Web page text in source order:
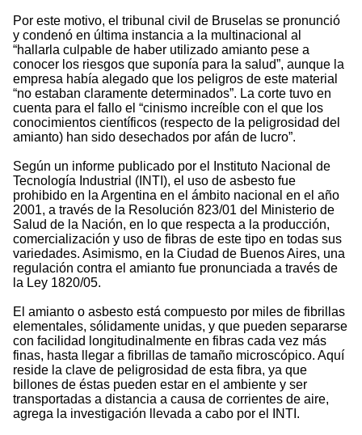
Por este motivo, el tribunal civil de Bruselas se pronunció
y condenó en última instancia a la multinacional al
“hallarla culpable de haber utilizado amianto pese a
conocer los riesgos que suponía para la salud”, aunque la
empresa había alegado que los peligros de este material
“no estaban claramente determinados”. La corte tuvo en
cuenta para el fallo el “cinismo increíble con el que los
conocimientos científicos (respecto de la peligrosidad del
amianto) han sido desechados por afán de lucro”.
Según un informe publicado por el Instituto Nacional de
Tecnología Industrial (INTI), el uso de asbesto fue
prohibido en la Argentina en el ámbito nacional en el año
2001, a través de la Resolución 823/01 del Ministerio de
Salud de la Nación, en lo que respecta a la producción,
comercialización y uso de fibras de este tipo en todas sus
variedades. Asimismo, en la Ciudad de Buenos Aires, una
regulación contra el amianto fue pronunciada a través de
la Ley 1820/05.
El amianto o asbesto está compuesto por miles de fibrillas
elementales, sólidamente unidas, y que pueden separarse
con facilidad longitudinalmente en fibras cada vez más
finas, hasta llegar a fibrillas de tamaño microscópico. Aquí
reside la clave de peligrosidad de esta fibra, ya que
billones de éstas pueden estar en el ambiente y ser
transportadas a distancia a causa de corrientes de aire,
agrega la investigación llevada a cabo por el INTI.